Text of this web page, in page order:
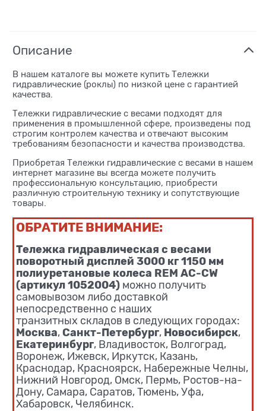
Описание
В нашем каталоге вы можете купить Тележки
гидравлические (роклы) по низкой цене с гарантией
качества.
Тележки гидравлические с весами подходят для
применения в промышленной сфере, произведены под
строгим контролем качества и отвечают высоким
требованиям безопасности и качества производства.
Приобретая Тележки гидравлические с весами в нашем
интернет магазине вы всегда можете получить
профессиональную консультацию, приобрести
различную строительную технику и сопутствующие
товары.
ОБРАТИТЕ ВНИМАНИЕ:
Тележка гидравлическая с весами
поворотный дисплей 3000 кг 1150 мм
полиуретановые колеса REM AC-CW
(артикул 1052004) можно получить
самовывозом либо доставкой
непосредственно с наших
транзитных складов в следующих городах:
Москва, Санкт-Петербург, Новосибирск,
Екатеринбург, Владивосток, Волгоград,
Воронеж, Ижевск, Иркутск, Казань,
Краснодар, Красноярск, Набережные Челны,
Нижний Новгород, Омск, Пермь, Ростов-на-
Дону, Самара, Саратов, Тюмень, Уфа,
Хабаровск, Челябинск.